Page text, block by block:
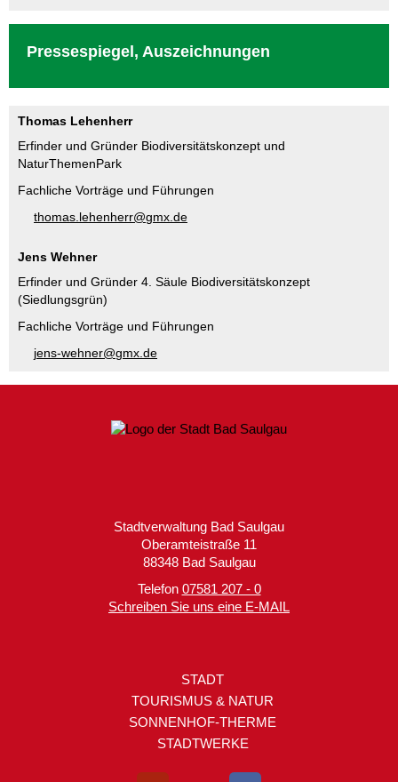
Pressespiegel, Auszeichnungen
Thomas Lehenherr
Erfinder und Gründer Biodiversitätskonzept und
NaturThemenPark
Fachliche Vorträge und Führungen
th
m s h nh rr gmx d
Jens Wehner
Erfinder und Gründer 4. Säule Biodiversitätskonzept
(Siedlungsgrün)
Fachliche Vorträge und Führungen
j ns-w hn r gmx d
Stadtverwaltung Bad Saulgau
Oberamteistraße 11
88348 Bad Saulgau
Telefon 07581 207 - 0
Schreiben Sie uns eine E-MAIL
STADT
TOURISMUS & NATUR
SONNENHOF-THERME
STADTWERKE